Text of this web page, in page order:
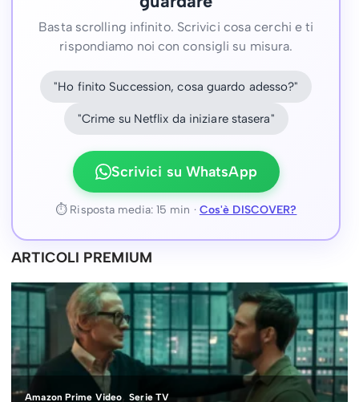
Basta scrolling infinito. Scrivici cosa cerchi e ti
rispondiamo noi con consigli su misura.
"Ho finito Succession, cosa guardo adesso?"
"Crime su Netflix da iniziare stasera"
Scrivici su WhatsApp
⏱ Risposta media: 15 min · Cos'è DISCOVER?
ARTICOLI PREMIUM